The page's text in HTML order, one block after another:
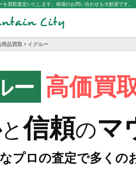
買取査定いたします。相場のお問い合わせも大歓迎です。
用品買取 イグルー
ー 高価買
と信頼のマ
プロの査定で多くの